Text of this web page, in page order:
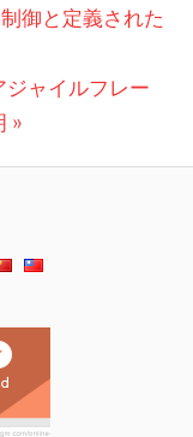
御と定義された
ャイルフレー